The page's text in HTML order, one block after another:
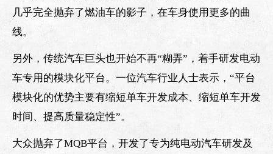
几乎完全抛弃了燃油车的影子，在车身使用更多的曲
线。
另外，传统汽车巨头也开始不再“糊弄”，着手研发电动
车专用的模块化平台。一位汽车行业人士表示，“平台
模块化的优势主要有缩短单车开发成本、缩短单车开发
时间、提高质量稳定性”。
大众抛弃了MQB平台，开发了专为纯电动汽车研发及